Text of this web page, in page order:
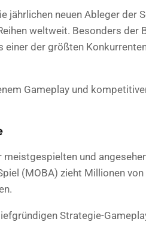
jährlichen neuen Ableger der
weltweit. Besonders der
einer der größten
Gameplay und
meistgespielten und
(MOBA) zieht Millionen von
Strategie-